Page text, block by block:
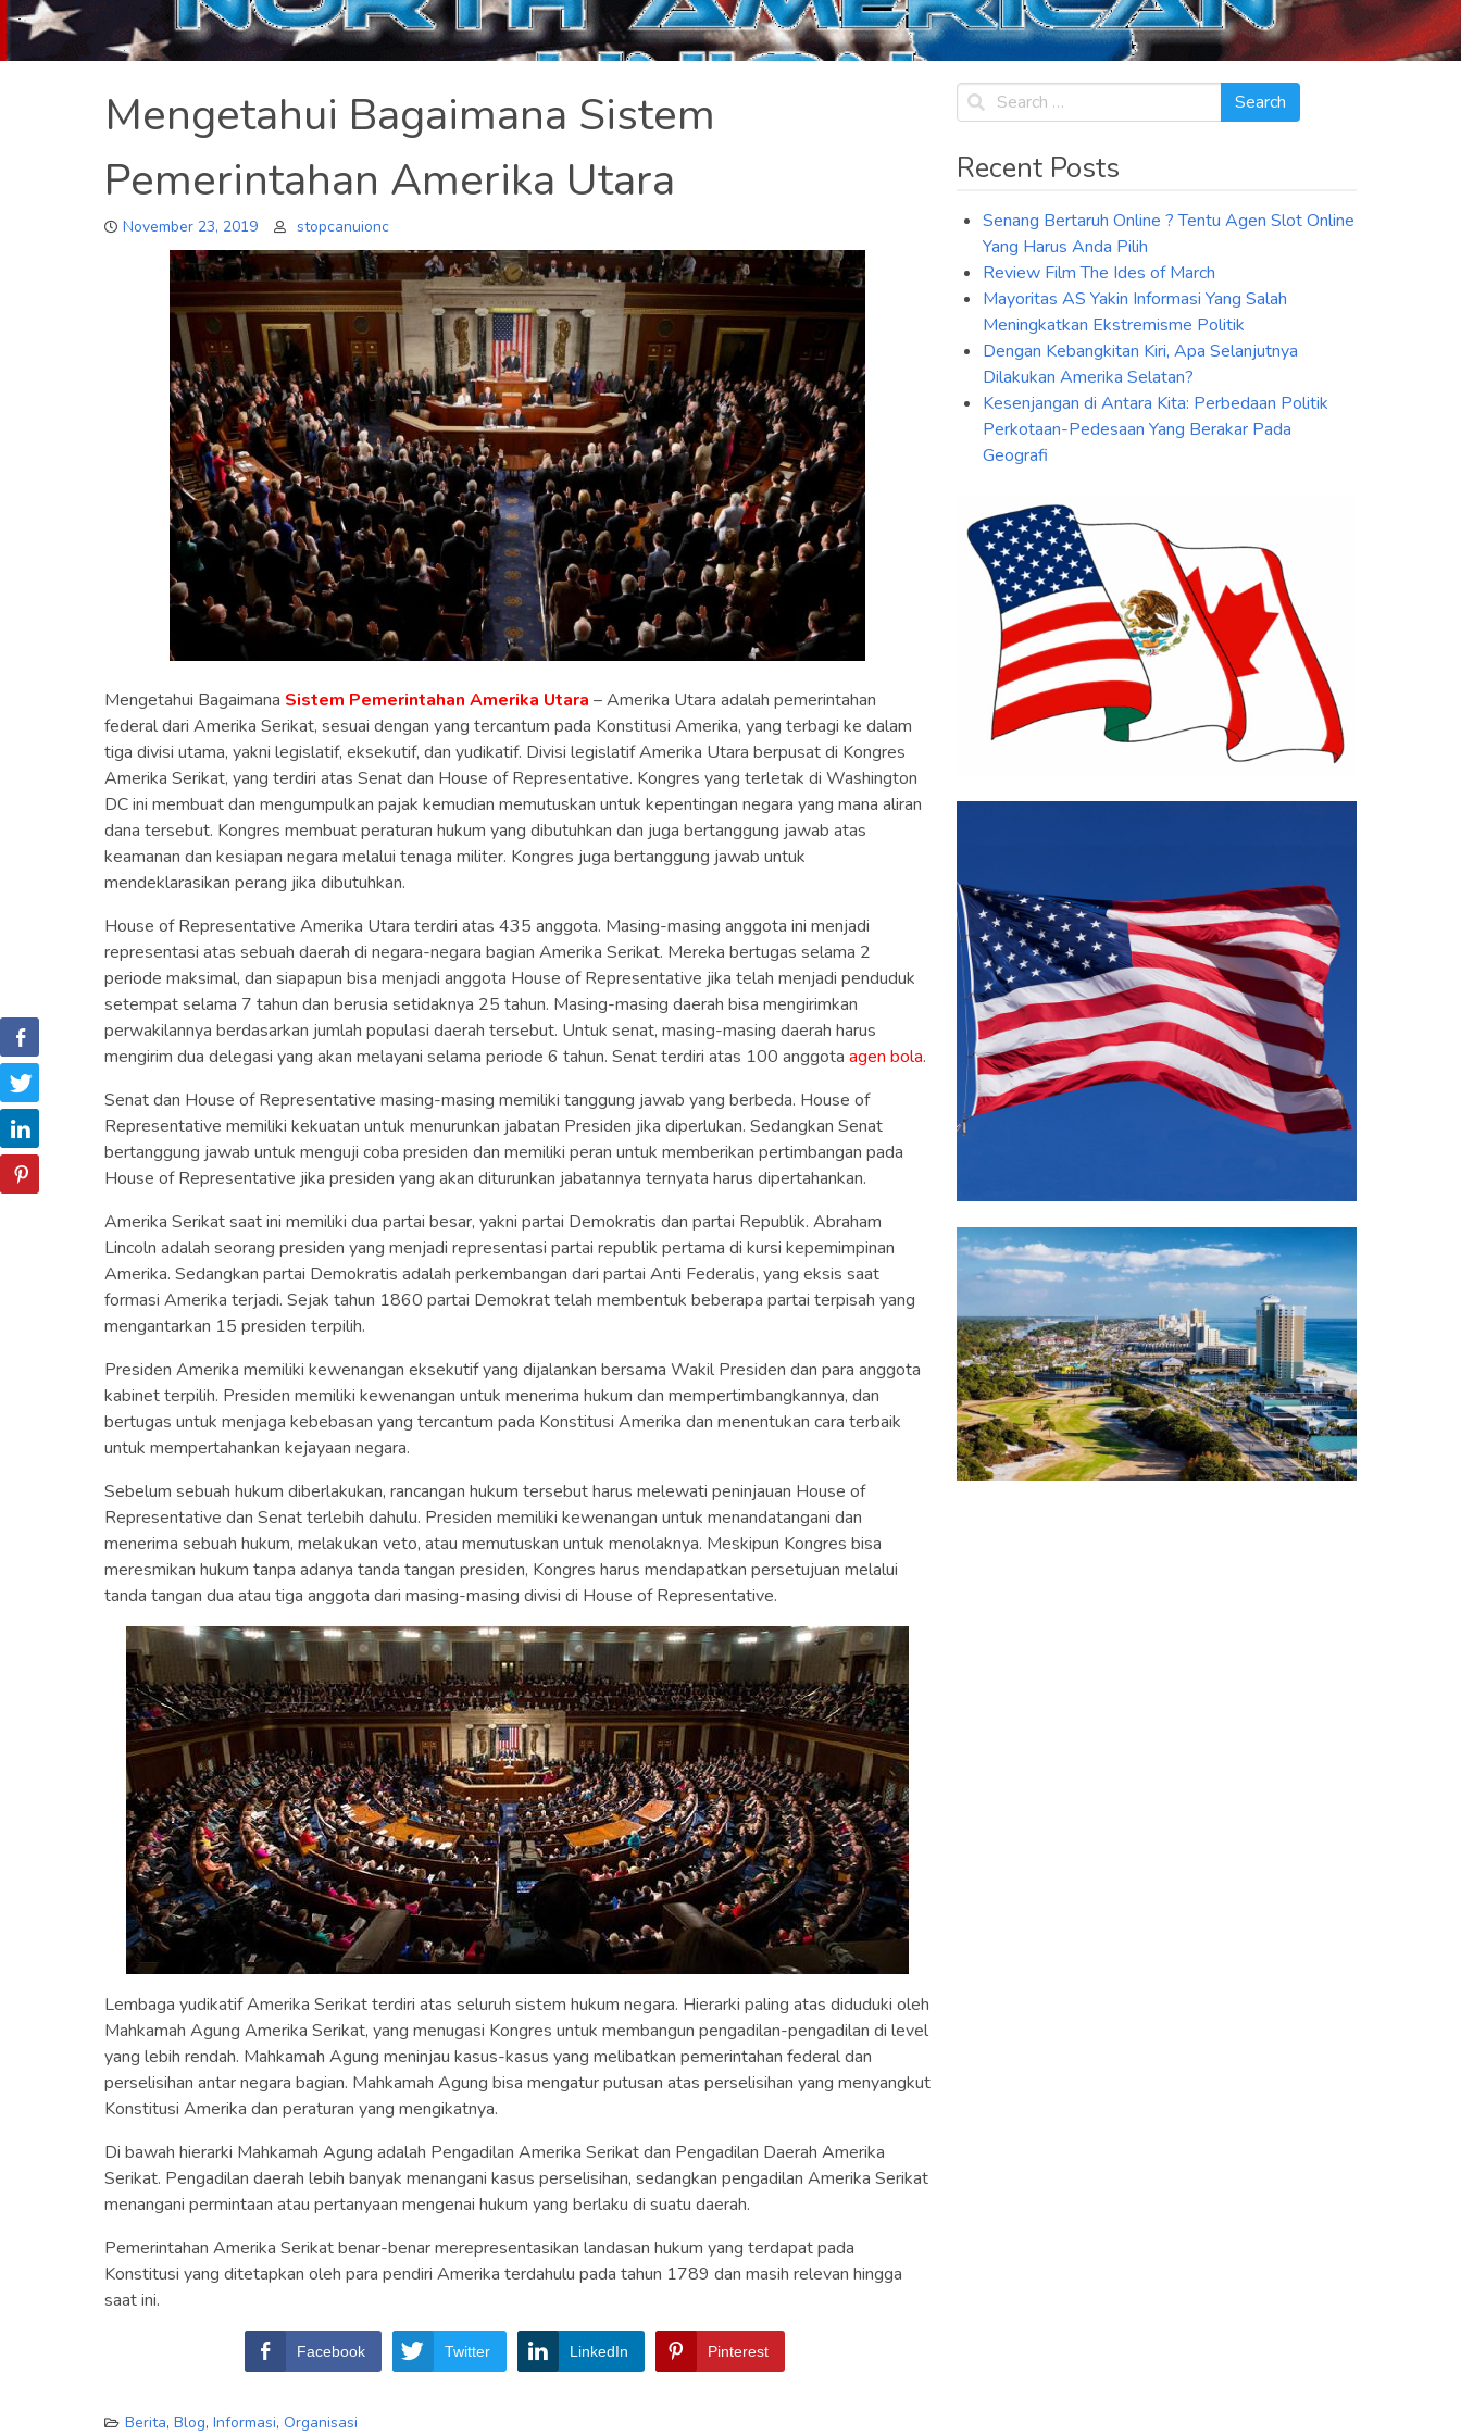
Mengetahui Bagaimana Sistem
Pemerintahan Amerika Utara
November 23, 2019 stopcanuionc
Mengetahui Bagaimana Sistem Pemerintahan Amerika Utara – Amerika Utara adalah pemerintahan
federal dari Amerika Serikat, sesuai dengan yang tercantum pada Konstitusi Amerika, yang terbagi ke dalam
tiga divisi utama, yakni legislatif, eksekutif, dan yudikatif. Divisi legislatif Amerika Utara berpusat di Kongres
Amerika Serikat, yang terdiri atas Senat dan House of Representative. Kongres yang terletak di Washington
DC ini membuat dan mengumpulkan pajak kemudian memutuskan untuk kepentingan negara yang mana aliran
dana tersebut. Kongres membuat peraturan hukum yang dibutuhkan dan juga bertanggung jawab atas
keamanan dan kesiapan negara melalui tenaga militer. Kongres juga bertanggung jawab untuk
mendeklarasikan perang jika dibutuhkan.
House of Representative Amerika Utara terdiri atas 435 anggota. Masing-masing anggota ini menjadi
representasi atas sebuah daerah di negara-negara bagian Amerika Serikat. Mereka bertugas selama 2
periode maksimal, dan siapapun bisa menjadi anggota House of Representative jika telah menjadi penduduk
setempat selama 7 tahun dan berusia setidaknya 25 tahun. Masing-masing daerah bisa mengirimkan
perwakilannya berdasarkan jumlah populasi daerah tersebut. Untuk senat, masing-masing daerah harus
mengirim dua delegasi yang akan melayani selama periode 6 tahun. Senat terdiri atas 100 anggota agen bola.
Senat dan House of Representative masing-masing memiliki tanggung jawab yang berbeda. House of
Representative memiliki kekuatan untuk menurunkan jabatan Presiden jika diperlukan. Sedangkan Senat
bertanggung jawab untuk menguji coba presiden dan memiliki peran untuk memberikan pertimbangan pada
House of Representative jika presiden yang akan diturunkan jabatannya ternyata harus dipertahankan.
Amerika Serikat saat ini memiliki dua partai besar, yakni partai Demokratis dan partai Republik. Abraham
Lincoln adalah seorang presiden yang menjadi representasi partai republik pertama di kursi kepemimpinan
Amerika. Sedangkan partai Demokratis adalah perkembangan dari partai Anti Federalis, yang eksis saat
formasi Amerika terjadi. Sejak tahun 1860 partai Demokrat telah membentuk beberapa partai terpisah yang
mengantarkan 15 presiden terpilih.
Presiden Amerika memiliki kewenangan eksekutif yang dijalankan bersama Wakil Presiden dan para anggota
kabinet terpilih. Presiden memiliki kewenangan untuk menerima hukum dan mempertimbangkannya, dan
bertugas untuk menjaga kebebasan yang tercantum pada Konstitusi Amerika dan menentukan cara terbaik
untuk mempertahankan kejayaan negara.
Sebelum sebuah hukum diberlakukan, rancangan hukum tersebut harus melewati peninjauan House of
Representative dan Senat terlebih dahulu. Presiden memiliki kewenangan untuk menandatangani dan
menerima sebuah hukum, melakukan veto, atau memutuskan untuk menolaknya. Meskipun Kongres bisa
meresmikan hukum tanpa adanya tanda tangan presiden, Kongres harus mendapatkan persetujuan melalui
tanda tangan dua atau tiga anggota dari masing-masing divisi di House of Representative.
Lembaga yudikatif Amerika Serikat terdiri atas seluruh sistem hukum negara. Hierarki paling atas diduduki oleh
Mahkamah Agung Amerika Serikat, yang menugasi Kongres untuk membangun pengadilan-pengadilan di level
yang lebih rendah. Mahkamah Agung meninjau kasus-kasus yang melibatkan pemerintahan federal dan
perselisihan antar negara bagian. Mahkamah Agung bisa mengatur putusan atas perselisihan yang menyangkut
Konstitusi Amerika dan peraturan yang mengikatnya.
Di bawah hierarki Mahkamah Agung adalah Pengadilan Amerika Serikat dan Pengadilan Daerah Amerika
Serikat. Pengadilan daerah lebih banyak menangani kasus perselisihan, sedangkan pengadilan Amerika Serikat
menangani permintaan atau pertanyaan mengenai hukum yang berlaku di suatu daerah.
Pemerintahan Amerika Serikat benar-benar merepresentasikan landasan hukum yang terdapat pada
Konstitusi yang ditetapkan oleh para pendiri Amerika terdahulu pada tahun 1789 dan masih relevan hingga
saat ini.
Facebook Twitter LinkedIn Pinterest
Berita, Blog, Informasi, Organisasi
Recent Posts
Senang Bertaruh Online ? Tentu Agen Slot Online
Yang Harus Anda Pilih
Review Film The Ides of March
Mayoritas AS Yakin Informasi Yang Salah
Meningkatkan Ekstremisme Politik
Dengan Kebangkitan Kiri, Apa Selanjutnya
Dilakukan Amerika Selatan?
Kesenjangan di Antara Kita: Perbedaan Politik
Perkotaan-Pedesaan Yang Berakar Pada
Geografi